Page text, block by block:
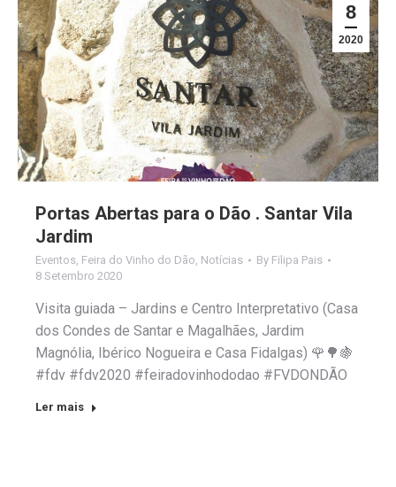
8
2020
Portas Abertas para o Dão . Santar Vila
Jardim
Eventos Feira do Vinho do Dão Notícias By Filipa Pais
8 Setembro 2020
Visita guiada – Jardins e Centro Interpretativo (Casa
dos Condes de Santar e Magalhães, Jardim
Magnólia, Ibérico Nogueira e Casa Fidalgas) 🌹🌳🍇
#fdv #fdv2020 #feiradovinhododao #FVDONDÃO
Ler mais